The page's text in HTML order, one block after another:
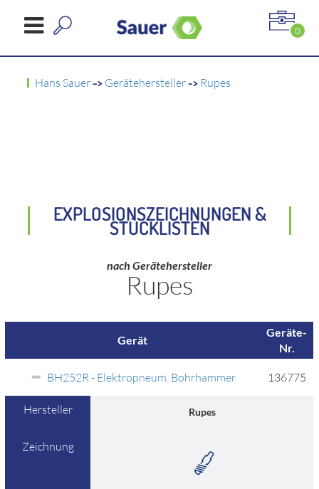
0
Hans Sauer-> Gerätehersteller-> Rupes
EXPLOSIONSZEICHNUNGEN &
STÜCKLISTEN
nach Gerätehersteller
Rupes
Gerät
Geräte-
Nr.
BH252R - Elektropneum. Bohrhammer 136775
Hersteller Rupes
Zeichnung